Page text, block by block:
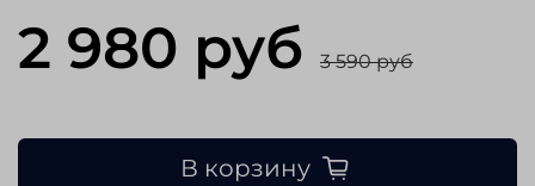
2 980 руб 3 590 руб
В корзину